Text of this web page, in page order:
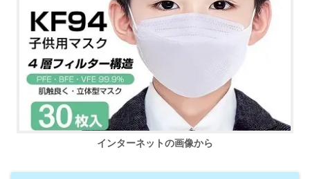
インターネットの画像から